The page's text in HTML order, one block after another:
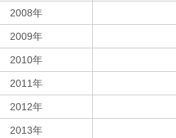
2008年
2009年
2010年
2011年
2012年
2013年